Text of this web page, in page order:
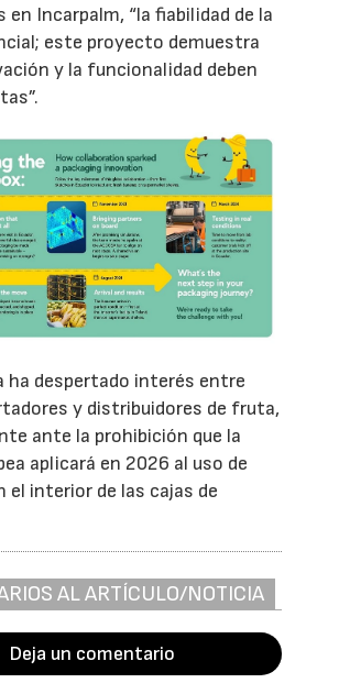
en Incarpalm, “la fiabilidad de la
este proyecto demuestra
y la funcionalidad deben
ha despertado interés entre
y distribuidores de fruta,
ante la prohibición que la
aplicará en 2026 al uso de
el interior de las cajas de
AL ARTÍCULO/NOTICIA
Deja un comentario